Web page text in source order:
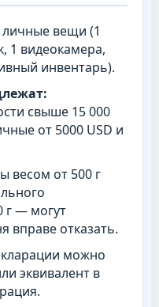
личные вещи (1
1 видеокамера,
инвентарь).
свыше 15 000
от 5000 USD и
весом от 500 г
г — могут
вправе отказать.
можно
эквивалент в